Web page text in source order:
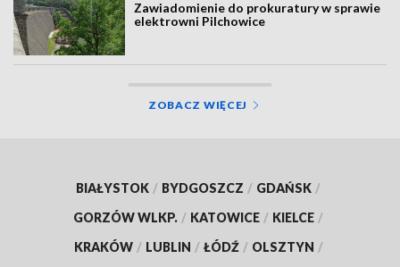
Zawiadomienie do prokuratury w sprawie
elektrowni Pilchowice
ZOBACZ WIĘCEJ
BIAŁYSTOK / BYDGOSZCZ / GDAŃSK /
GORZÓW WLKP. / KATOWICE / KIELCE /
KRAKÓW / LUBLIN / ŁÓDŹ / OLSZTYN /